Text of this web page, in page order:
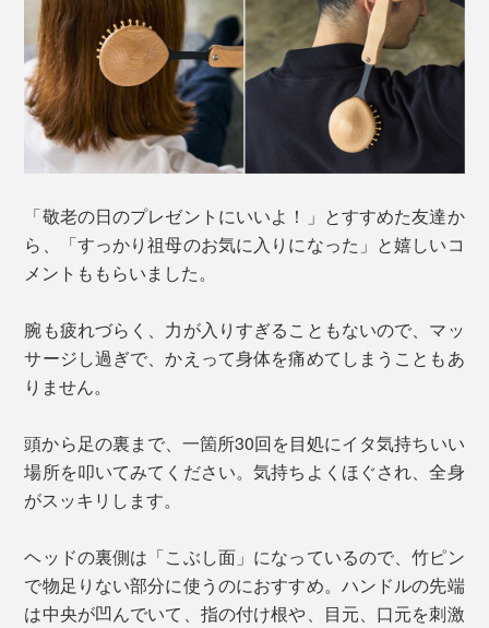
「敬老の日のプレゼントにいいよ！」とすすめた友達か
ら、「すっかり祖母のお気に入りになった」と嬉しいコ
メントももらいました。
腕も疲れづらく、力が入りすぎることもないので、マッ
サージし過ぎで、かえって身体を痛めてしまうこともあ
りません。
頭から足の裏まで、一箇所30回を目処にイタ気持ちいい
場所を叩いてみてください。気持ちよくほぐされ、全身
がスッキリします。
ヘッドの裏側は「こぶし面」になっているので、竹ピン
で物足りない部分に使うのにおすすめ。ハンドルの先端
は中央が凹んでいて、指の付け根や、目元、口元を刺激